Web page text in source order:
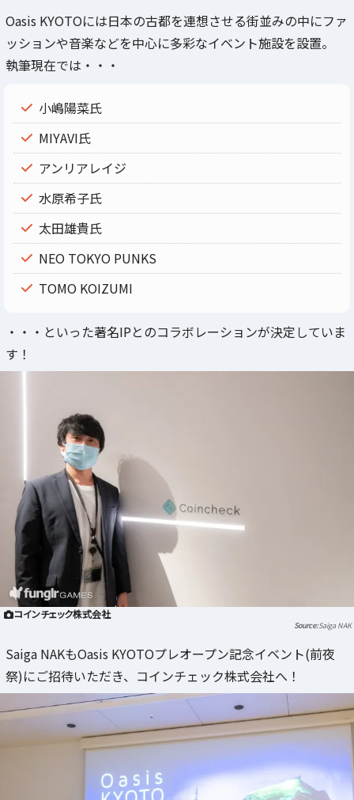
Oasis KYOTOには日本の古都を連想させる街並みの中にファ
ッションや音楽などを中心に多彩なイベント施設を設置。
執筆現在では・・・
小嶋陽菜氏
MIYAVI氏
アンリアレイジ
水原希子氏
太田雄貴氏
NEO TOKYO PUNKS
TOMO KOIZUMI
・・・といった著名IPとのコラボレーションが決定していま
す！
コインチェック株式会社
Saiga NAK
Saiga NAKもOasis KYOTOプレオープン記念イベント(前夜
祭)にご招待いただき、コインチェック株式会社へ！